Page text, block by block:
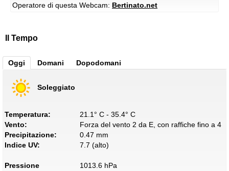
Operatore di questa Webcam: Bertinato.net
Il Tempo
Oggi Domani Dopodomani
Soleggiato
Temperatura:
21.1° C - 35.4° C
Vento:
Forza del vento 2 da E, con raffiche fino a 4
Precipitazione:
0.47 mm
Indice UV:
7.7 (alto)
Pressione
1013.6 hPa